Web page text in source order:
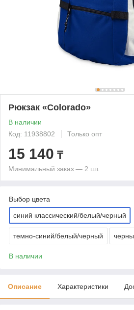
Рюкзак «Colorado»
В наличии
Код: 11938802
Только опт
15 140 ₸
Минимальный заказ — 2 шт.
Выбор цвета
синий классический/белый/черный
темно-синий/белый/черный
В наличии
Описание Характеристики